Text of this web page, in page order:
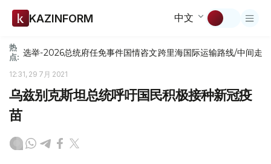
KAZINFORM 中文
热
点: 选举-2026总统府任免事件国情咨文跨里海国际运输路线/中间走廊
12:31, 29 7月 2021
乌兹别克斯坦总统呼吁国民积极接种新冠疫
苗